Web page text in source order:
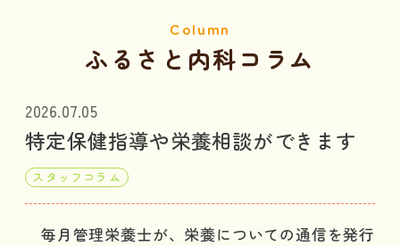
医療関係の方へ
ふるさと内科コラム
2026.07.05
特定保健指導や栄養相談ができます
スタッフコラム
毎月管理栄養士が、栄養についての通信を発行